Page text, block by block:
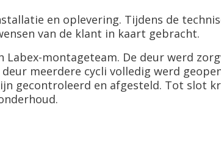
en oplevering. Tijdens de
van de klant in kaart gebracht.
Labex-montageteam. De deur werd
meerdere cycli volledig werd
gecontroleerd en afgesteld. Tot slot